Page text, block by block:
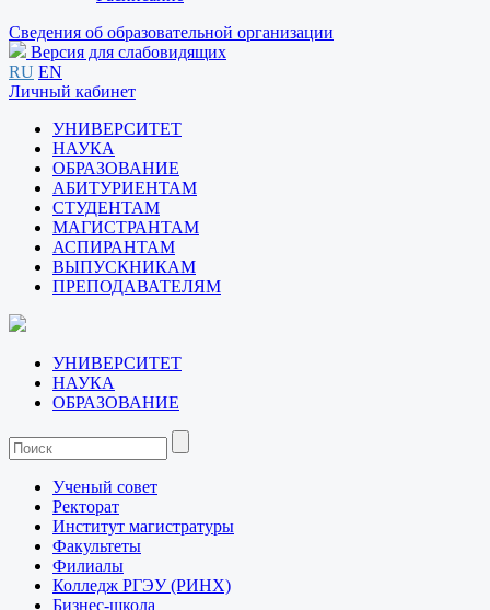
Сведения об образовательной организации
Версия для слабовидящих
RU EN
Личный кабинет
УНИВЕРСИТЕТ
НАУКА
ОБРАЗОВАНИЕ
АБИТУРИЕНТАМ
СТУДЕНТАМ
МАГИСТРАНТАМ
АСПИРАНТАМ
ВЫПУСКНИКАМ
ПРЕПОДАВАТЕЛЯМ
УНИВЕРСИТЕТ
НАУКА
ОБРАЗОВАНИЕ
Ученый совет
Ректорат
Институт магистратуры
Факультеты
Филиалы
Колледж РГЭУ (РИНХ)
Бизнес-школа